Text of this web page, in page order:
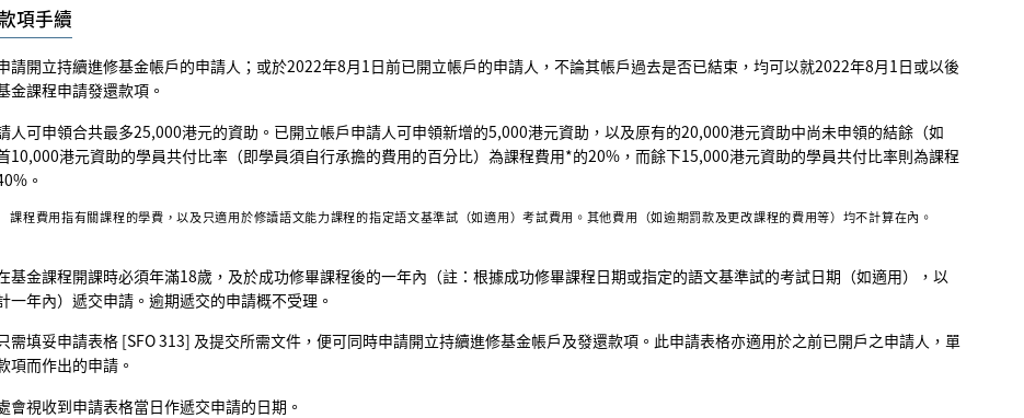
項手續
請開立持續進修基金帳戶的申請人；或於2022年8月1日前已開立帳戶的申請人，不論其帳戶過去是否已結束，均可以就2022年8月1日或以後
金課程申請發還款項。
人可申領合共最多25,000港元的資助。已開立帳戶申請人可申領新增的5,000港元資助，以及原有的20,000港元資助中尚未申領的結餘（如
10,000港元資助的學員共付比率（即學員須自行承擔的費用的百分比）為課程費用*的20%，而餘下15,000港元資助的學員共付比率則為課程
。
課程費用指有關課程的學費，以及只適用於修讀語文能力課程的指定語文基準試（如適用）考試費用。其他費用（如逾期罰款及更改課程的費用等）均不計算在內。
基金課程開課時必須年滿18歲，及於成功修畢課程後的一年內（註：根據成功修畢課程日期或指定的語文基準試的考試日期（如適用），以
一年內）遞交申請。逾期遞交的申請概不受理。
需填妥申請表格 [SFO 313] 及提交所需文件，便可同時申請開立持續進修基金帳戶及發還款項。此申請表格亦適用於之前已開戶之申請人，單
項而作出的申請。
會視收到申請表格當日作遞交申請的日期。